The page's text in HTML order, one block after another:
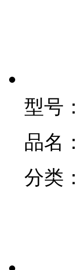
型号：
品名：
分类：